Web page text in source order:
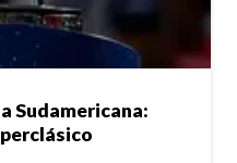
Sudamericana: